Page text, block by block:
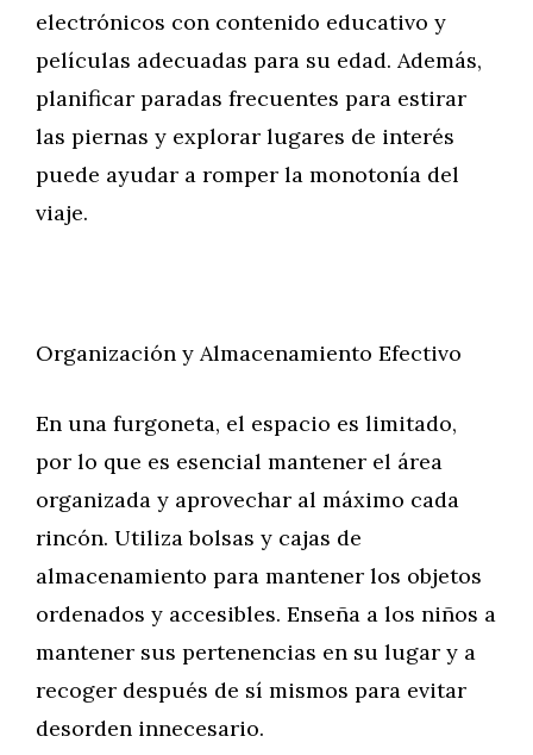
electrónicos con contenido educativo y
películas adecuadas para su edad. Además,
planificar paradas frecuentes para estirar
las piernas y explorar lugares de interés
puede ayudar a romper la monotonía del
viaje.
Organización y Almacenamiento Efectivo
En una furgoneta, el espacio es limitado,
por lo que es esencial mantener el área
organizada y aprovechar al máximo cada
rincón. Utiliza bolsas y cajas de
almacenamiento para mantener los objetos
ordenados y accesibles. Enseña a los niños a
mantener sus pertenencias en su lugar y a
recoger después de sí mismos para evitar
desorden innecesario.